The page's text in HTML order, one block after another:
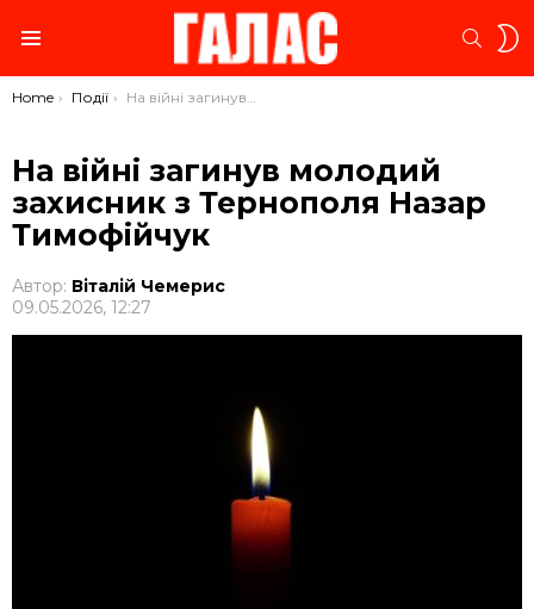
You are here:
Home Події На війні загинув молодий захисник з Тернополя Назар Тимофійчук
На війні загинув молодий
захисник з Тернополя Назар
Тимофійчук
Автор: Віталій Чемерис
09.05.2026, 12:27